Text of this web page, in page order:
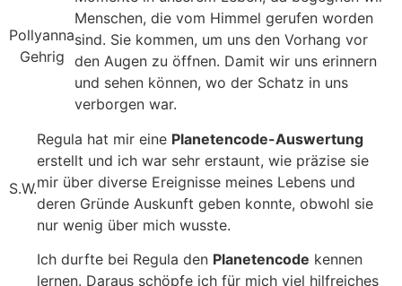
Pollyanna
Gehrig
Menschen, die vom Himmel gerufen worden
sind. Sie kommen, um uns den Vorhang vor
den Augen zu öffnen. Damit wir uns erinnern
und sehen können, wo der Schatz in uns
verborgen war.
S.W.
Regula hat mir eine Planetencode-Auswertung
erstellt und ich war sehr erstaunt, wie präzise sie
mir über diverse Ereignisse meines Lebens und
deren Gründe Auskunft geben konnte, obwohl sie
nur wenig über mich wusste.
Ich durfte bei Regula den Planetencode kennen
lernen. Daraus schöpfe ich für mich viel hilfreiches